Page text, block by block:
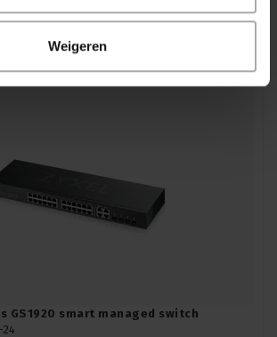
Weigeren
GS1920 smart managed switch
24